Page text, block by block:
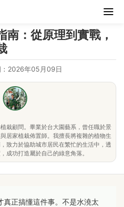
南：從原理到實戰，
2026年05月09日
栽顧問。畢業於台大園藝系，曾任職於景
居家植栽佈置師。我擅長將複雜的植物生
致力於協助城市居民在繁忙的生活中，透
成功打造屬於自己的綠意角落。
真正搞懂這件事。不是水澆太